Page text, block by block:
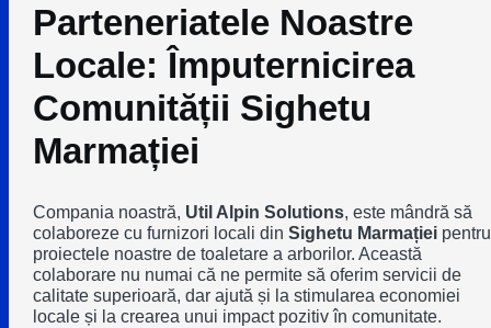
Parteneriatele Noastre
Locale: Împuternicirea
Comunității Sighetu
Marmației
Compania noastră, Util Alpin Solutions, este mândră să
colaboreze cu furnizori locali din Sighetu Marmațieipentru
proiectele noastre de toaletare a arborilor. Această
colaborare nu numai că ne permite să oferim servicii de
calitate superioară, dar ajută și la stimularea economiei
locale și la crearea unui impact pozitiv în comunitate.